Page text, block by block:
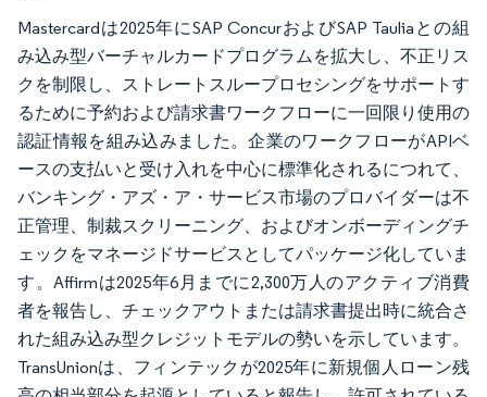
Mastercardは2025年にSAP ConcurおよびSAP Tauliaとの組
み込み型バーチャルカードプログラムを拡大し、不正リス
クを制限し、ストレートスループロセシングをサポートす
るために予約および請求書ワークフローに一回限り使用の
認証情報を組み込みました。企業のワークフローがAPIベ
ースの支払いと受け入れを中心に標準化されるにつれて、
バンキング・アズ・ア・サービス市場のプロバイダーは不
正管理、制裁スクリーニング、およびオンボーディングチ
ェックをマネージドサービスとしてパッケージ化していま
す。Affirmは2025年6月までに2,300万人のアクティブ消費
者を報告し、チェックアウトまたは請求書提出時に統合さ
れた組み込み型クレジットモデルの勢いを示しています。
TransUnionは、フィンテックが2025年に新規個人ローン残